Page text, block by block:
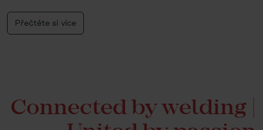
Přečtěte si více
Connected by welding |